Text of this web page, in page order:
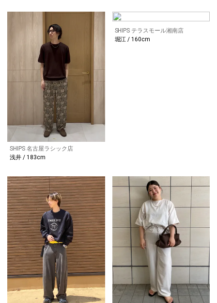
SHIPS 名古屋ラシック店
浅井 / 183cm
SHIPS テラスモール湘南店
堀江 / 160cm